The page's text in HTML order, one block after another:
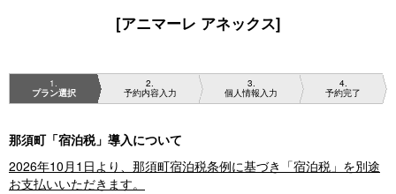
[アニマーレ アネックス]
1
プラン選択
2
予約内容入力
3
個人情報入力
4
予約完了
那須町「宿泊税」導入について
2026年10月1日より、那須町宿泊税条例に基づき「宿泊税」を別途
お支払いいただきます。